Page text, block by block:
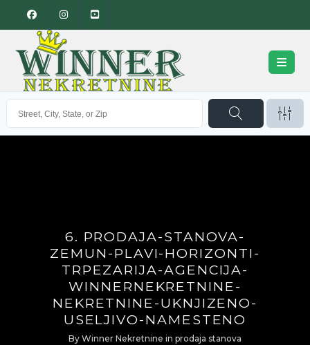
6. PRODAJA-STANOVA-
ZEMUN-PLAVI-HORIZONTI-
TRPEZARIJA-AGENCIJA-
WINNERNEKRETNINE-
NEKRETNINE-UKNJIZENO-
USELJIVO-NAMESTENO
By Winner Nekretnine in prodaja stanova